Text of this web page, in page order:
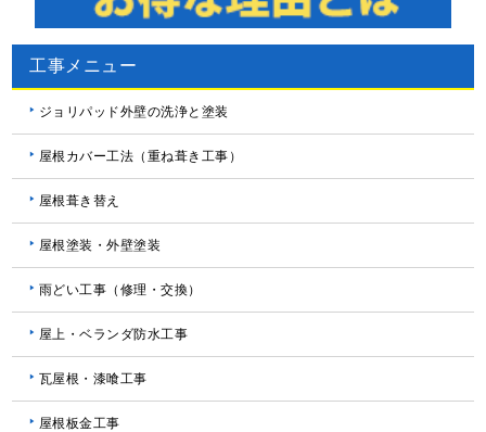
工事メニュー
ジョリパッド外壁の洗浄と塗装
屋根カバー工法（重ね葺き工事）
屋根葺き替え
屋根塗装・外壁塗装
雨どい工事（修理・交換）
屋上・ベランダ防水工事
瓦屋根・漆喰工事
屋根板金工事